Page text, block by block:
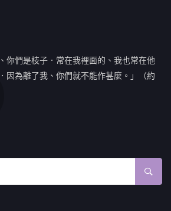
你們是枝子．常在我裡面的、我也常在他
因為離了我、你們就不能作甚麼。」（約